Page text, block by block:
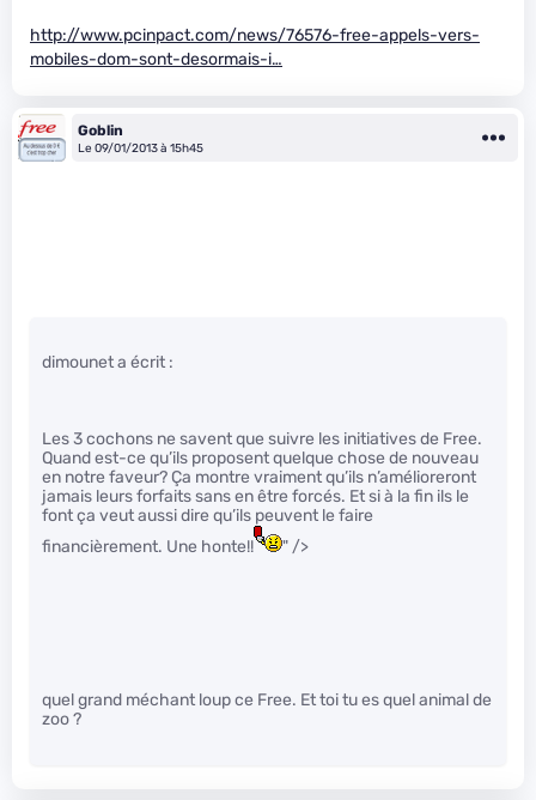
http://www.pcinpact.com/news/76576-free-appels-vers-
mobiles-dom-sont-desormais-i…
Goblin
Le 09/01/2013 à 15h45
dimounet a écrit :
Les 3 cochons ne savent que suivre les initiatives de Free.
Quand est-ce qu’ils proposent quelque chose de nouveau
en notre faveur? Ça montre vraiment qu’ils n’amélioreront
jamais leurs forfaits sans en être forcés. Et si à la fin ils le
font ça veut aussi dire qu’ils peuvent le faire
financièrement. Une honte!!
" />
quel grand méchant loup ce Free. Et toi tu es quel animal de
zoo ?